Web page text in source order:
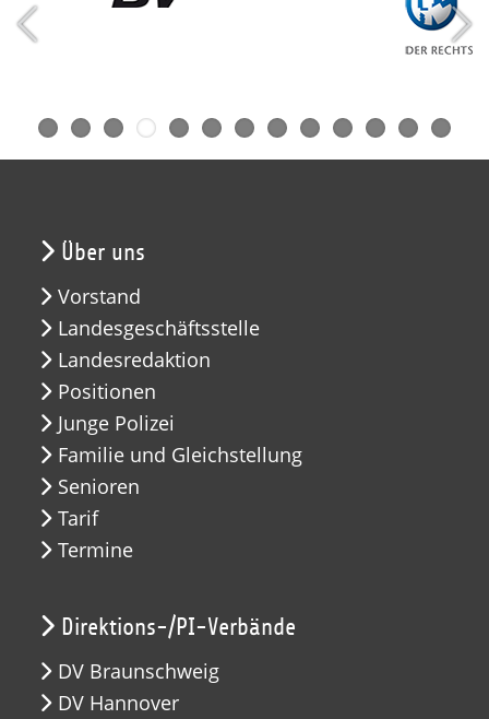
Über uns
Vorstand
Landesgeschäftsstelle
Landesredaktion
Positionen
Junge Polizei
Familie und Gleichstellung
Senioren
Tarif
Termine
Direktions-/PI-Verbände
DV Braunschweig
DV Hannover